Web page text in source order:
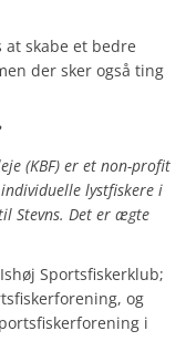
skabe et bedre
der sker også ting
(KBF) er et non-profit
lystfiskere i
Stevns. Det er ægte
Sportsfiskerklub;
og
i